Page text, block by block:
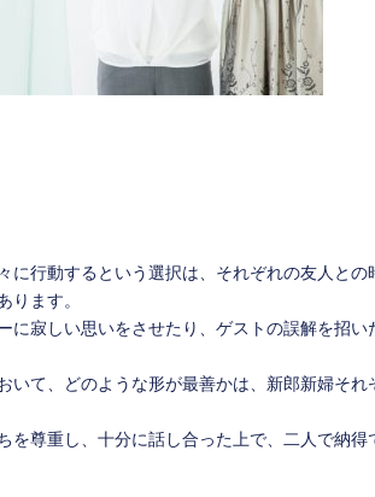
に行動するという選択は、それぞれの友人との
ります。
に寂しい思いをさせたり、ゲストの誤解を招い
いて、どのような形が最善かは、新郎新婦それ
を尊重し、十分に話し合った上で、二人で納得